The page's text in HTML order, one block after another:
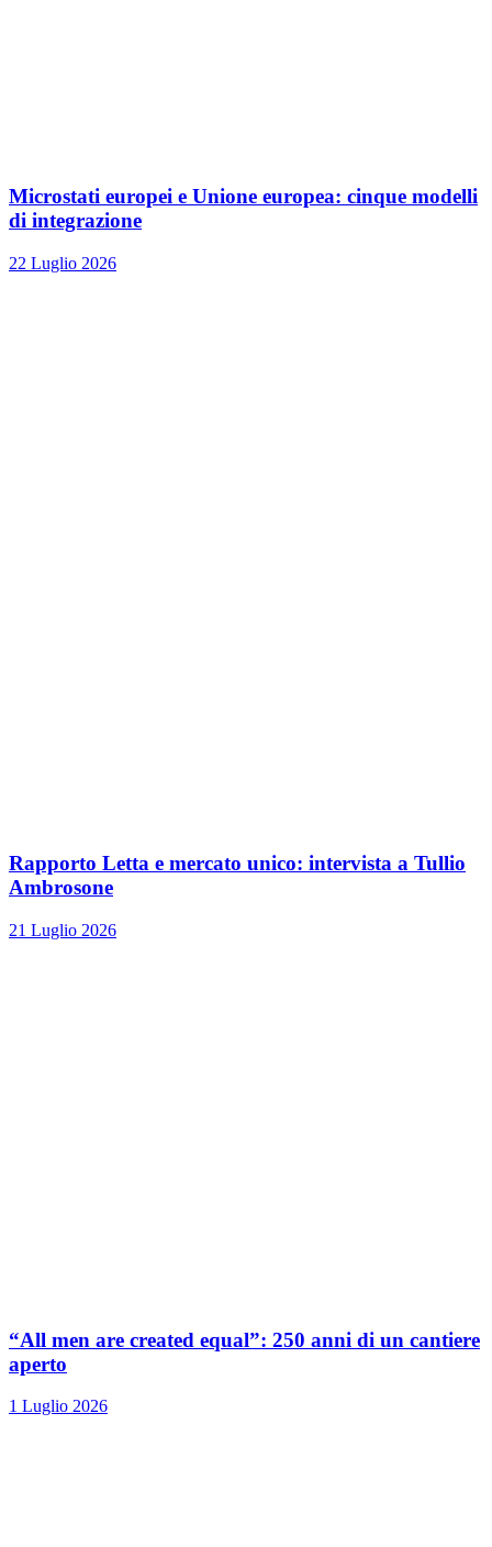
Microstati europei e Unione europea: cinque modelli
di integrazione
22 Luglio 2026
Rapporto Letta e mercato unico: intervista a Tullio
Ambrosone
21 Luglio 2026
“All men are created equal”: 250 anni di un cantiere
aperto
1 Luglio 2026